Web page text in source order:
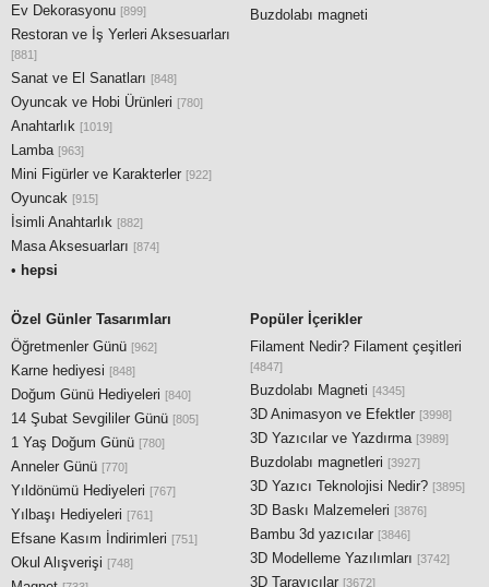
Ev Dekorasyonu [899]
Restoran ve İş Yerleri Aksesuarları
[881]
Sanat ve El Sanatları [848]
Oyuncak ve Hobi Ürünleri [780]
Anahtarlık [1019]
Lamba [963]
Mini Figürler ve Karakterler [922]
Oyuncak [915]
İsimli Anahtarlık [882]
Masa Aksesuarları [874]
• hepsi
Buzdolabı magneti
Özel Günler Tasarımları
Öğretmenler Günü [962]
Karne hediyesi [848]
Doğum Günü Hediyeleri [840]
14 Şubat Sevgililer Günü [805]
1 Yaş Doğum Günü [780]
Anneler Günü [770]
Yıldönümü Hediyeleri [767]
Yılbaşı Hediyeleri [761]
Efsane Kasım İndirimleri [751]
Okul Alışverişi [748]
Popüler İçerikler
Filament Nedir? Filament çeşitleri
[4847]
Buzdolabı Magneti [4345]
3D Animasyon ve Efektler [3998]
3D Yazıcılar ve Yazdırma [3989]
Buzdolabı magnetleri [3927]
3D Yazıcı Teknolojisi Nedir? [3895]
3D Baskı Malzemeleri [3876]
Bambu 3d yazıcılar [3846]
3D Modelleme Yazılımları [3742]
3D Tarayıcılar [3672]